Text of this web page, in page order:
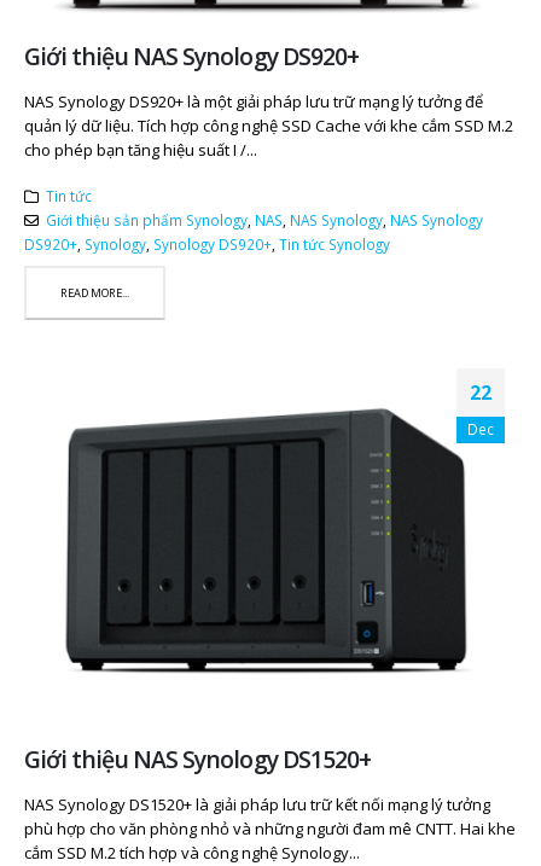
Giới thiệu NAS Synology DS920+
NAS Synology DS920+ là một giải pháp lưu trữ mạng lý tưởng để
quản lý dữ liệu. Tích hợp công nghệ SSD Cache với khe cắm SSD M.2
cho phép bạn tăng hiệu suất I /...
Tin tức
Giới thiệu sản phẩm Synology, NAS, NAS Synology, NAS Synology
DS920+, Synology, Synology DS920+, Tin tức Synology
READ MORE...
22
Dec
Giới thiệu NAS Synology DS1520+
NAS Synology DS1520+ là giải pháp lưu trữ kết nối mạng lý tưởng
phù hợp cho văn phòng nhỏ và những người đam mê CNTT. Hai khe
cắm SSD M.2 tích hợp và công nghệ Synology...